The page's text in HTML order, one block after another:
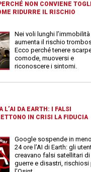
NON CONVIENE
RIDURRE IL RISCHIO
Nei voli lunghi l’immobilità
aumenta il rischio
Ecco perché tenere
comode, muoversi e
riconoscere i sintomi.
L’AI DA EARTH: I FALSI
IN CRISI LA FIDUCIA
Google sospende in
24 ore l’AI di Earth: gli
creavano falsi satellitari di
guerre e disastri, rischiosi